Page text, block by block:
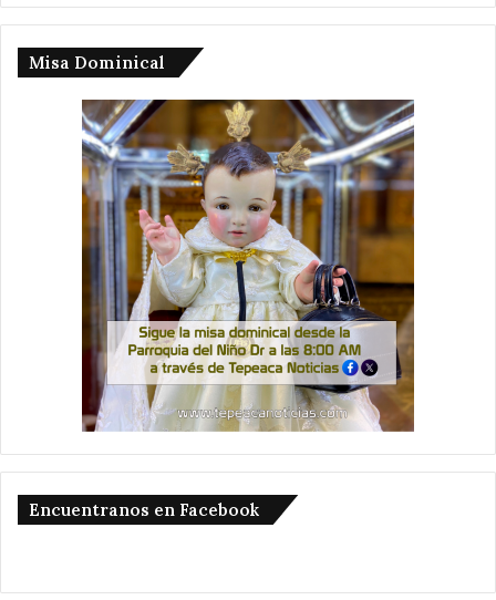
Misa Dominical
Encuentranos en Facebook